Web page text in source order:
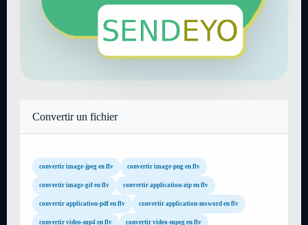
Convertir un fichier
convertir image-jpeg en flv convertir image-png en flv
convertir image-gif en flv convertir application-zip en flv
convertir application-pdf en flv convertir application-msword en flv
convertir video-mp4 en flv convertir video-mpeg en flv